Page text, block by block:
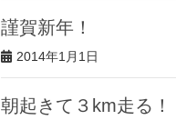
謹賀新年！
2014年1月1日
朝起きて３km走る！